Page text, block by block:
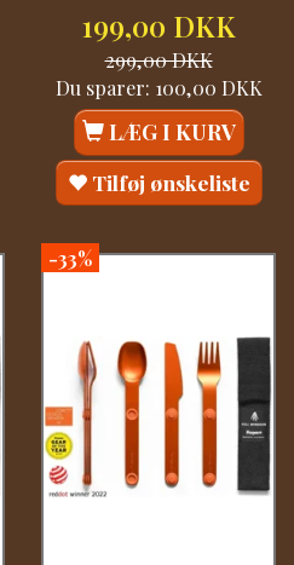
199,00 DKK
299,00 DKK
Du sparer: 100,00 DKK
LÆG I KURV
Tilføj ønskeliste
-33%